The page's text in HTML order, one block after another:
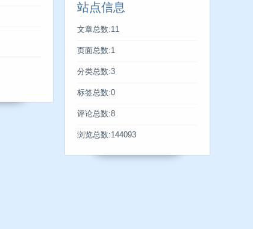
站点信息
文章总数:11
页面总数:1
分类总数:3
标签总数:0
评论总数:8
浏览总数:144093